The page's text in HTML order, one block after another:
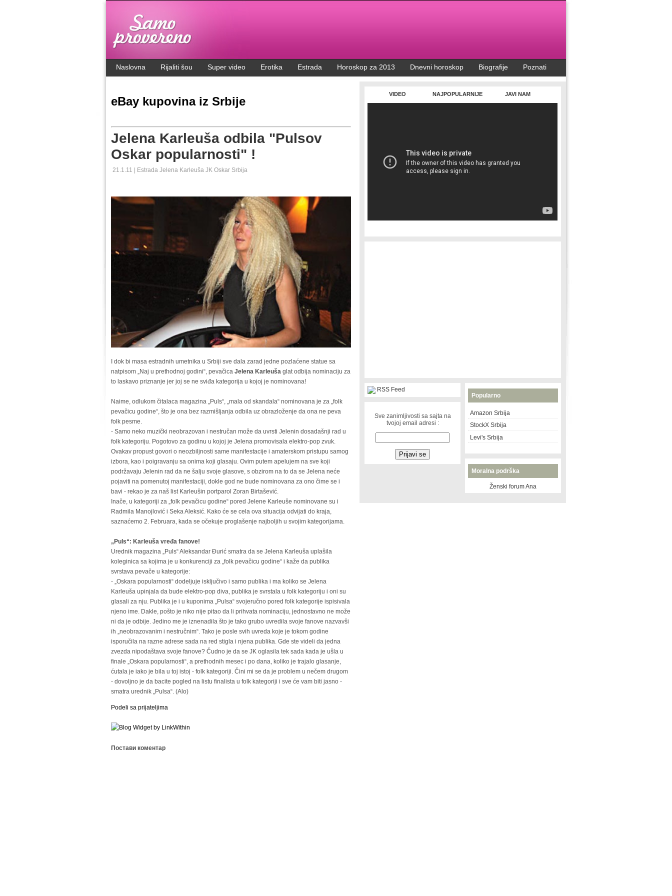
Naslovna Rijaliti šou Super video Erotika Estrada Horoskop za 2013 Dnevni horoskop Biografije Poznati
eBay kupovina iz Srbije
Jelena Karleuša odbila "Pulsov
Oskar popularnosti" !
21.1.11 | Estrada Jelena Karleuša JK Oskar Srbija
I dok bi masa estradnih umetnika u Srbiji sve dala zarad jedne pozlaćene statue sa
natpisom „Naj u prethodnoj godini“, pevačica Jelena Karleuša glat odbija nominaciju za
to laskavo priznanje jer joj se ne sviđa kategorija u kojoj je nominovana!
Naime, odlukom čitalaca magazina „Puls“, „mala od skandala“ nominovana je za „folk
pevačicu godine“, što je ona bez razmišljanja odbila uz obrazloženje da ona ne peva
folk pesme.
- Samo neko muzički neobrazovan i nestručan može da uvrsti Jelenin dosadašnji rad u
folk kategoriju. Pogotovo za godinu u kojoj je Jelena promovisala elektro-pop zvuk.
Ovakav propust govori o neozbiljnosti same manifestacije i amaterskom pristupu samog
izbora, kao i poigravanju sa onima koji glasaju. Ovim putem apelujem na sve koji
podržavaju Jelenin rad da ne šalju svoje glasove, s obzirom na to da se Jelena neće
pojaviti na pomenutoj manifestaciji, dokle god ne bude nominovana za ono čime se i
bavi - rekao je za naš list Karleušin portparol Zoran Birtašević.
Inače, u kategoriji za „folk pevačicu godine“ pored Jelene Karleuše nominovane su i
Radmila Manojlović i Seka Aleksić. Kako će se cela ova situacija odvijati do kraja,
saznaćemo 2. Februara, kada se očekuje proglašenje najboljih u svojim kategorijama.
„Puls“: Karleuša vređa fanove!
Urednik magazina „Puls“ Aleksandar Đurić smatra da se Jelena Karleuša uplašila
koleginica sa kojima je u konkurenciji za „folk pevačicu godine“ i kaže da publika
svrstava pevače u kategorije:
- „Oskara popularnosti“ dodeljuje isključivo i samo publika i ma koliko se Jelena
Karleuša upinjala da bude elektro-pop diva, publika je svrstala u folk kategoriju i oni su
glasali za nju. Publika je i u kuponima „Pulsa“ svojeručno pored folk kategorije ispisivala
njeno ime. Dakle, pošto je niko nije pitao da li prihvata nominaciju, jednostavno ne može
ni da je odbije. Jedino me je iznenadila što je tako grubo uvredila svoje fanove nazvavši
ih „neobrazovanim i nestručnim“. Tako je posle svih uvreda koje je tokom godine
isporučila na razne adrese sada na red stigla i njena publika. Gde ste videli da jedna
zvezda nipodaštava svoje fanove? Čudno je da se JK oglasila tek sada kada je ušla u
finale „Oskara popularnosti“, a prethodnih mesec i po dana, koliko je trajalo glasanje,
ćutala je iako je bila u toj istoj - folk kategoriji. Čini mi se da je problem u nečem drugom
- dovoljno je da bacite pogled na listu finalista u folk kategoriji i sve će vam biti jasno -
smatra urednik „Pulsa“. (Alo)
Podeli sa prijateljima
Постави коментар
VIDEO NAJPOPULARNIJE JAVI NAM
RSS Feed
Sve zanimljivosti sa sajta na
tvojoj email adresi :
Popularno
Amazon Srbija
StockX Srbija
Levi's Srbija
Moralna podrška
Ženski forum Ana